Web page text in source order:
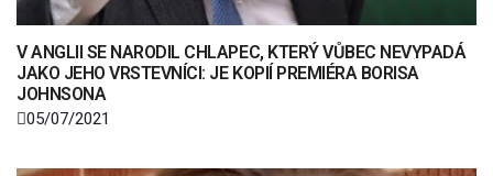
V ANGLII SE NARODIL CHLAPEC, KTERÝ VŮBEC NEVYPADÁ
JAKO JEHO VRSTEVNÍCI: JE KOPIÍ PREMIÉRA BORISA
JOHNSONA
05/07/2021